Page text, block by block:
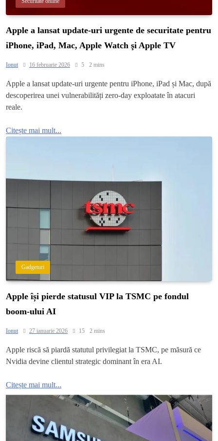
Apple a lansat update-uri urgente de securitate pentru
iPhone, iPad, Mac, Apple Watch şi Apple TV
Ionut 16 februarie 2026 5 2 mins
Apple a lansat update-uri urgente pentru iPhone, iPad și Mac, după
descoperirea unei vulnerabilități zero-day exploatate în atacuri
reale.
Citește mai mult...
Gadgeturi
Apple își pierde statusul VIP la TSMC pe fondul
boom-ului AI
Ionut 27 ianuarie 2026 15 2 mins
Apple riscă să piardă statutul privilegiat la TSMC, pe măsură ce
Nvidia devine clientul strategic dominant în era AI.
Citește mai mult...